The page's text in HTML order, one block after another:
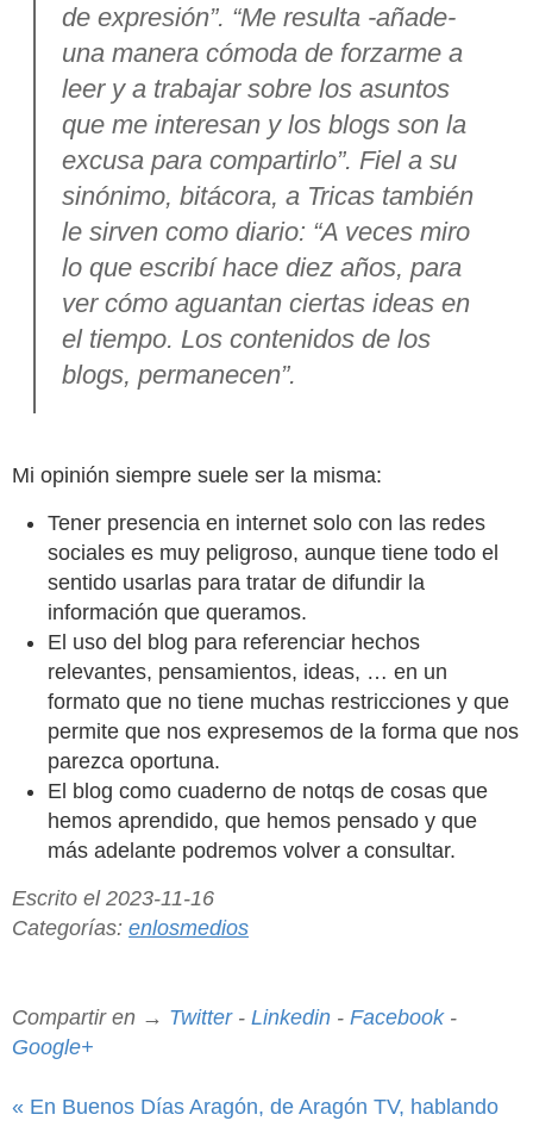
de expresión”. “Me resulta -añade-
una manera cómoda de forzarme a
leer y a trabajar sobre los asuntos
que me interesan y los blogs son la
excusa para compartirlo”. Fiel a su
sinónimo, bitácora, a Tricas también
le sirven como diario: “A veces miro
lo que escribí hace diez años, para
ver cómo aguantan ciertas ideas en
el tiempo. Los contenidos de los
blogs, permanecen”.
Mi opinión siempre suele ser la misma:
Tener presencia en internet solo con las redes
sociales es muy peligroso, aunque tiene todo el
sentido usarlas para tratar de difundir la
información que queramos.
El uso del blog para referenciar hechos
relevantes, pensamientos, ideas, … en un
formato que no tiene muchas restricciones y que
permite que nos expresemos de la forma que nos
parezca oportuna.
El blog como cuaderno de notqs de cosas que
hemos aprendido, que hemos pensado y que
más adelante podremos volver a consultar.
Escrito el 2023-11-16
Categorías: enlosmedios
Compartir en → Twitter- Linkedin - Facebook-
Google+
« En Buenos Días Aragón, de Aragón TV, hablando